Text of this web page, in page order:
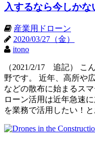
入するなら今しかな
産業用ドローン
2020/03/27（金）
itono
（2021/2/17 追記） こ
野です。 近年、高所や
などの散布に始まるス
ローン活用は近年急速
を業務で活用したい！